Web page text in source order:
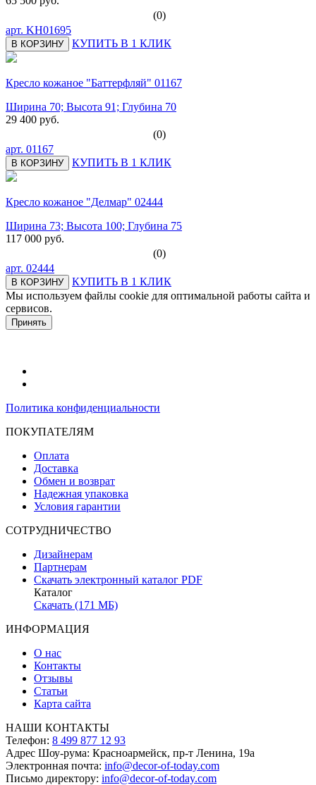
(0)
арт. KH01695
В КОРЗИНУ КУПИТЬ В 1 КЛИК
Кресло кожаное "Баттерфляй" 01167
Ширина 70; Высота 91; Глубина 70
29 400 руб.
(0)
арт. 01167
В КОРЗИНУ КУПИТЬ В 1 КЛИК
Кресло кожаное "Делмар" 02444
Ширина 73; Высота 100; Глубина 75
117 000 руб.
(0)
арт. 02444
В КОРЗИНУ
КУПИТЬ В 1 КЛИК
Мы используем файлы cookie для оптимальной работы сайта и
сервисов.
Принять
Политика конфиденциальности
ПОКУПАТЕЛЯМ
Оплата
Доставка
Обмен и возврат
Надежная упаковка
Условия гарантии
СОТРУДНИЧЕСТВО
Дизайнерам
Партнерам
Скачать электронный каталог PDF
Каталог
Скачать (171 МБ)
ИНФОРМАЦИЯ
О нас
Контакты
Отзывы
Статьи
Карта сайта
НАШИ КОНТАКТЫ
Телефон: 8 499 877 12 93
Адрес Шоу-рума: Красноармейск, пр-т Ленина, 19а
Электронная почта: info@decor-of-today.com
Письмо директору: info@decor-of-today.com